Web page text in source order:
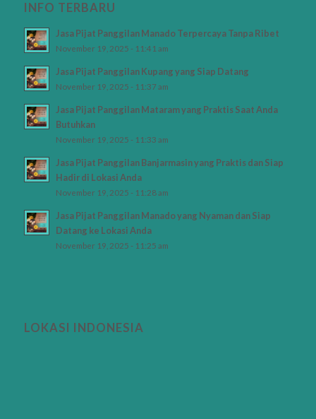
INFO TERBARU
Jasa Pijat Panggilan Manado Terpercaya Tanpa Ribet
November 19, 2025 - 11:41 am
Jasa Pijat Panggilan Kupang yang Siap Datang
November 19, 2025 - 11:37 am
Jasa Pijat Panggilan Mataram yang Praktis Saat Anda
Butuhkan
November 19, 2025 - 11:33 am
Jasa Pijat Panggilan Banjarmasin yang Praktis dan Siap
Hadir di Lokasi Anda
November 19, 2025 - 11:28 am
Jasa Pijat Panggilan Manado yang Nyaman dan Siap
Datang ke Lokasi Anda
November 19, 2025 - 11:25 am
LOKASI INDONESIA